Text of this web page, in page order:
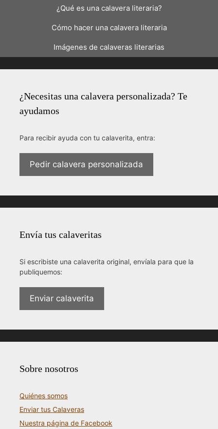
¿Qué es una calavera literaria?
Cómo hacer una calavera literaria
Imágenes de calaveras literarias
¿Necesitas una calavera personalizada? Te
ayudamos
Para recibir ayuda con tu calaverita, entra:
Pedir calavera personalizada
Envía tus calaveritas
Si escribiste una calaverita original, envíala para que la
publiquemos:
Enviar calaverita
Sobre nosotros
Quiénes somos
Enviar tus Calaveras
Nuestra página de Facebook